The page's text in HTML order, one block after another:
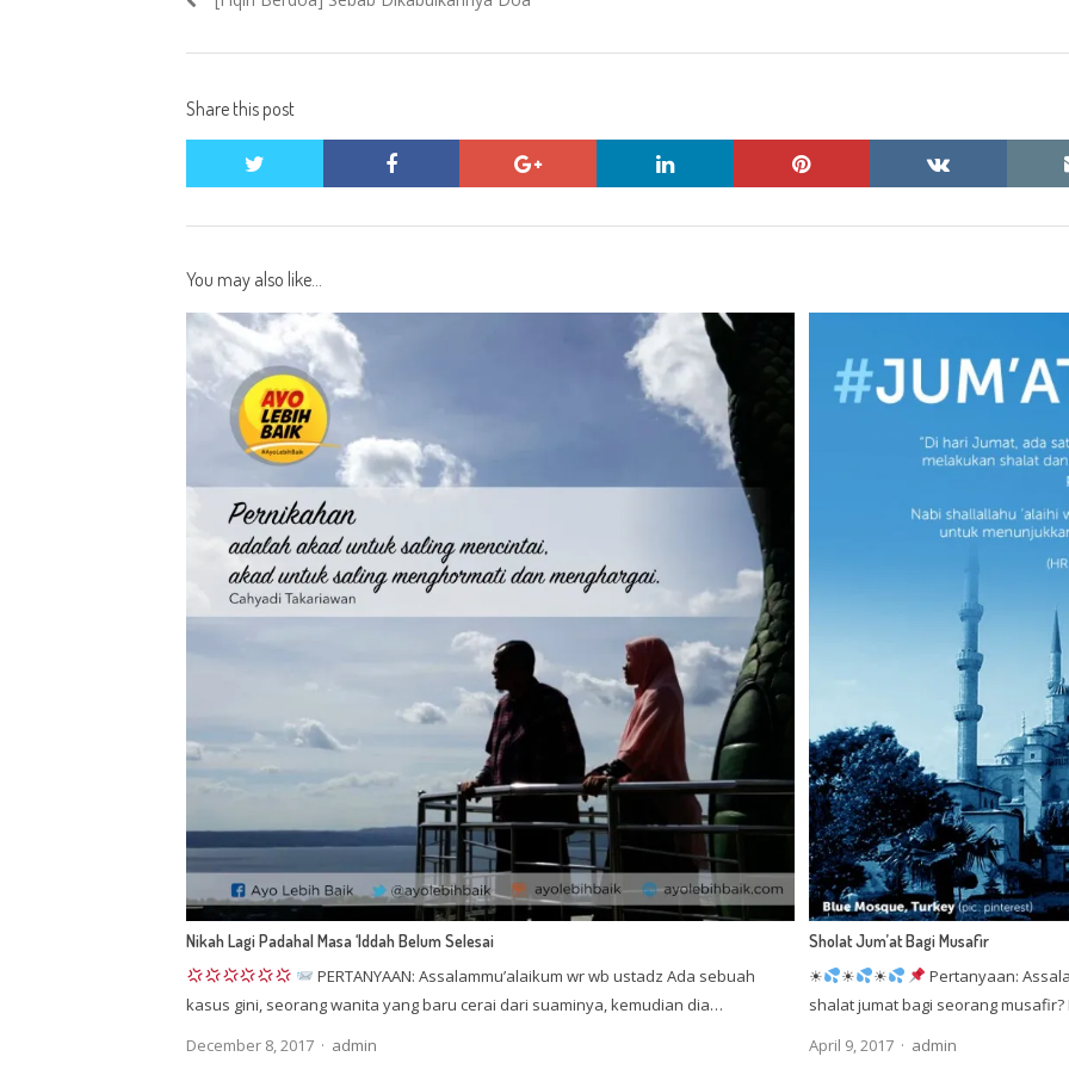
navigation
Share this post
twitter facebook google+ linkedin pinterest vkontakte
You may also like...
Nikah Lagi Padahal Masa ‘Iddah Belum Selesai
PERTANYAAN: Assalammu’alaikum wr wb ustadz Ada sebuah
kasus gini, seorang wanita yang baru cerai dari suaminya, kemudian dia…
December 8, 2017
Author
admin
Sholat Jum’at Bagi Musafir
☀ ☀ ☀
Pertanyaan:
shalat jumat bagi seorang
April 9, 2017
Author
admin